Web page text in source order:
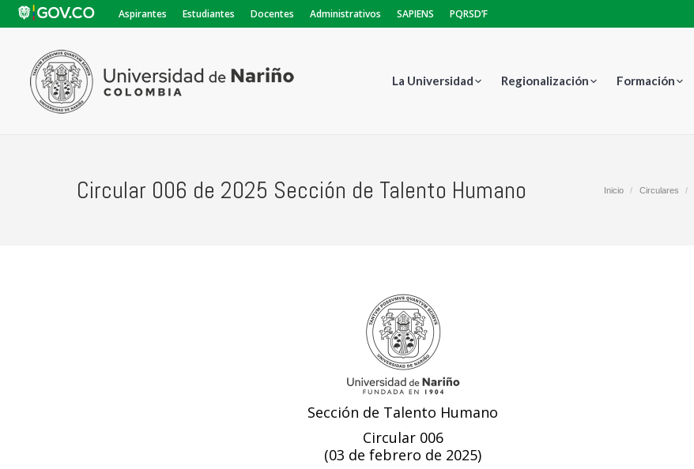
Aspirantes Estudiantes Docentes Administrativos SAPIENS PQRSD’F
La Universidad Regionalización Formación
Circular 006 de 2025 Sección de Talento Humano Estás aquí:
Inicio Circulares
Sección de Talento Humano
Circular 006
(03 de febrero de 2025)